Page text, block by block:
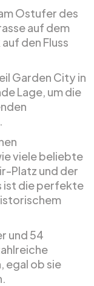
Ostufer des
auf dem
den Fluss
Garden City in
Lage, um die
viele beliebte
Platz und der
ist die perfekte
und 54
egal ob sie